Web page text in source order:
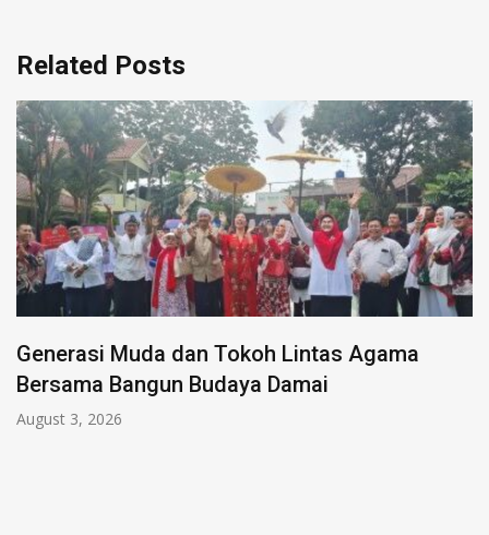
Related Posts